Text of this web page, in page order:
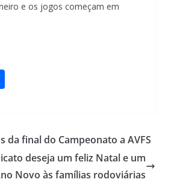
e os jogos começam em
e
da final do Campeonato a AVFS
deseja um feliz Natal e um
Novo às famílias rodoviárias